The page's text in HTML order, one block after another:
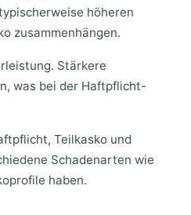
höheren
zusammenhängen.
Stärkere
was bei der Haftpflicht-
Teilkasko und
Schadenarten wie
haben.